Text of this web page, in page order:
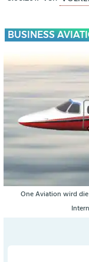
BUSINESS
One Aviation wird